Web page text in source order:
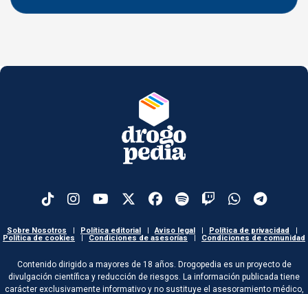
Sobre Nosotros Política editorial Aviso legal Política de privacidad
Política de cookies
Condiciones de asesorías Condiciones de comunidad
Contenido dirigido a mayores de 18 años. Drogopedia es un proyecto de
divulgación científica y reducción de riesgos. La información publicada tiene
carácter exclusivamente informativo y no sustituye el asesoramiento médico,